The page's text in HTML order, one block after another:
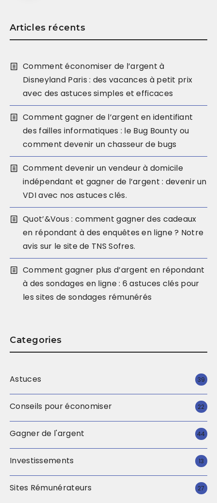
Articles récents
Comment économiser de l’argent à
Disneyland Paris : des vacances à petit prix
avec des astuces simples et efficaces
Comment gagner de l’argent en identifiant
des failles informatiques : le Bug Bounty ou
comment devenir un chasseur de bugs
Comment devenir un vendeur à domicile
indépendant et gagner de l’argent : devenir un
VDI avec nos astuces clés.
Quot’&Vous : comment gagner des cadeaux
en répondant à des enquêtes en ligne ? Notre
avis sur le site de TNS Sofres.
Comment gagner plus d’argent en répondant
à des sondages en ligne : 6 astuces clés pour
les sites de sondages rémunérés
Categories
Astuces 39
Conseils pour économiser 22
Gagner de l'argent 44
Investissements 13
Sites Rémunérateurs 27